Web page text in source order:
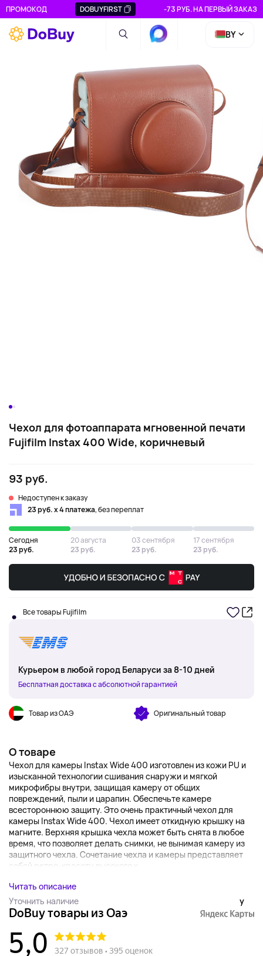
ПРОМОКОД DOBUYFIRST -73 РУБ. НА ПЕРВЫЙ ЗАКАЗ
BY
Чехол для фотоаппарата мгновенной печати
Fujifilm Instax 400 Wide, коричневый
93 руб.
Недоступен к заказу
23 руб. х 4 платежа, без переплат
Сегодня
23 руб.
20 августа
23 руб.
03 сентября
23 руб.
17 сентября
23 руб.
Все товары Fujifilm
Курьером в любой город Беларуси за 8-10 дней
Бесплатная доставка с абсолютной гарантией
Товар из ОАЭ Оригинальный товар
О товаре
Чехол для камеры Instax Wide 400 изготовлен из кожи PU и
изысканной технологии сшивания снаружи и мягкой
микрофибры внутри, защищая камеру от общих
повреждений, пыли и царапин. Обеспечьте камере
всестороннюю защиту. Это очень практичный чехол для
камеры Instax Wide 400. Чехол имеет откидную крышку на
магните. Верхняя крышка чехла может быть снята в любое
время, что позволяет делать снимки, не вынимая камеру из
защитного чехла. Сочетание чехла и камеры представляет
собой ретро-красоту высокого к...
Читать описание
Уточнить наличие
y